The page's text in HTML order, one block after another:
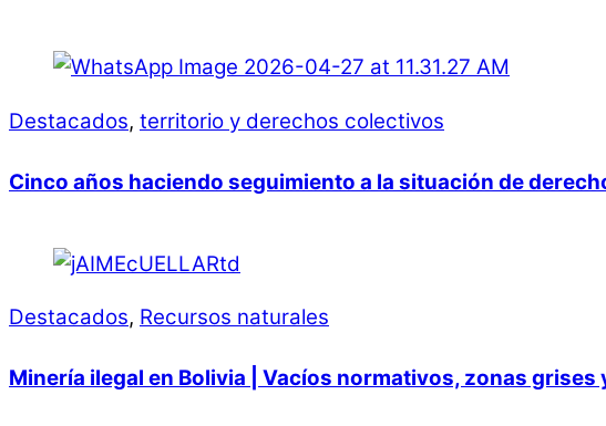
Destacados, territorio y derechos colectivos
Cinco años haciendo seguimiento a la situación de
Destacados, Recursos naturales
Minería ilegal en Bolivia | Vacíos normativos, zonas